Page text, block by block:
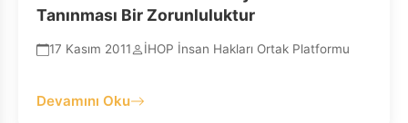
Tanınması Bir Zorunluluktur
17 Kasım 2011 İHOP İnsan Hakları Ortak Platformu
Devamını Oku